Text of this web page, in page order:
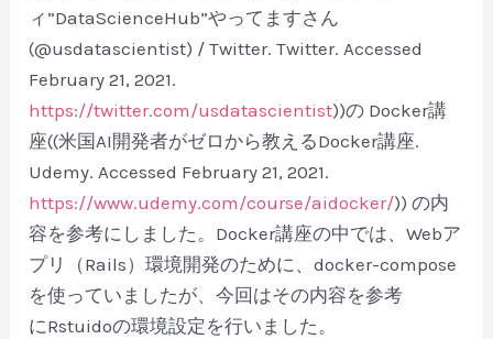
ィ”DataScienceHub”やってますさん
(@usdatascientist) / Twitter. Twitter. Accessed
February 21, 2021.
https://twitter.com/usdatascientist))の Docker講
座((米国AI開発者がゼロから教えるDocker講座.
Udemy. Accessed February 21, 2021.
https://www.udemy.com/course/aidocker/)) の内
容を参考にしました。Docker講座の中では、Webア
プリ（Rails）環境開発のために、docker-compose
を使っていましたが、今回はその内容を参考
にRstuidoの環境設定を行いました。